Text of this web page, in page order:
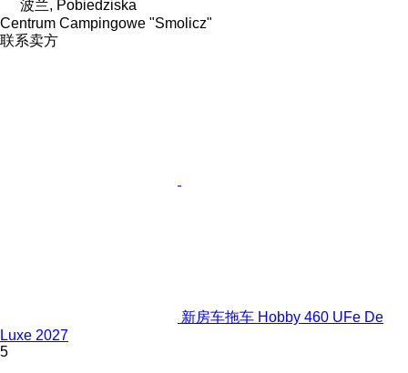
波兰, Pobiedziska
Centrum Campingowe "Smolicz"
联系卖方
新房车拖车 Hobby 460 UFe De
Luxe 2027
5